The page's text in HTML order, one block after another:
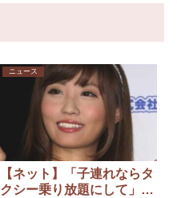
ニュース
【ネット】「子連れならタ
クシー乗り放題にして」…